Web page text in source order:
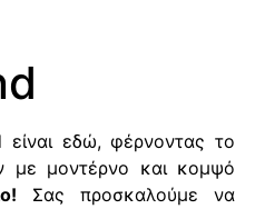
εδώ, φέρνοντας το
με μοντέρνο και κομψό
Σας προσκαλούμε να